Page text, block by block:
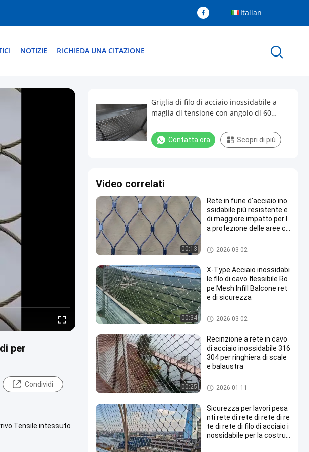
Italian
NOTIZIE RICHIEDA UNA CITAZIONE
per
Condividi
Tensile intessuto
Griglia di filo di acciaio inossidabile a
maglia di tensione con angolo di 60
verticale
Contatta ora Scopri di più
Video correlati
00:13
Rete in fune d'acciaio ino
ssidabile più resistente e
di maggiore impatto per l
a protezione delle aree co
Maglia del cavo metallico
2026-03-02
00:34
X-Type Acciaio inossidabi
le filo di cavo flessibile Ro
pe Mesh Infill Balcone ret
e di sicurezza
Maglia del cavo metallico
2026-03-02
00:25
Recinzione a rete in cavo
di acciaio inossidabile 316
304 per ringhiera di scale
e balaustra
Maglia del cavo metallico
2026-01-11
Sicurezza per lavori pesa
nti rete di rete di rete di re
te di rete di filo di acciaio i
nossidabile per la costruz